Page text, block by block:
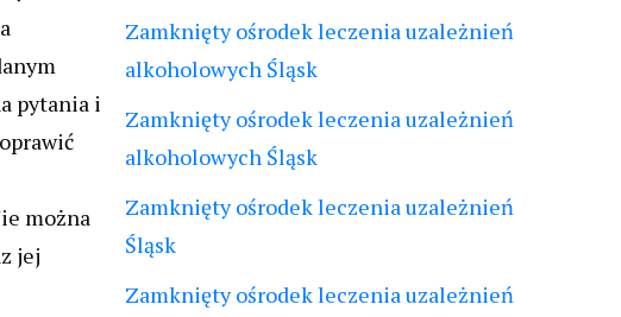
pytania i
można
jej
Zamknięty ośrodek leczenia uzależnień
alkoholowych Śląsk
Zamknięty ośrodek leczenia uzależnień
alkoholowych Śląsk
Zamknięty ośrodek leczenia uzależnień
Śląsk
Zamknięty ośrodek leczenia uzależnień